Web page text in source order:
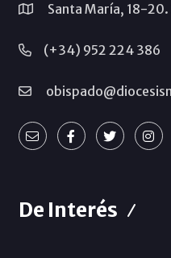
Santa María, 18-
(+34) 952 224 386
De Interés